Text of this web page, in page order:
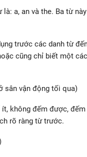
a, an và the. Ba từ
trước các danh từ
cũng chỉ biết một
sân vận động tối qua)
không đếm được,
rõ ràng từ trước.